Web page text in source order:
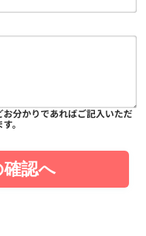
分かりであればご記入いただ
。
確認へ